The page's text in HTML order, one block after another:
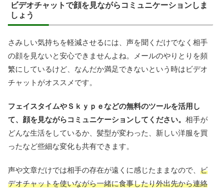
ビデオチャットで顔を見ながらコミュニケーションしま
しょう
さみしい気持ちを軽減させるには、声を聞くだけでなく相手
の顔を見ないと安心できませんよね。メールのやりとりを頻
繁にしているけど、なんだか満足できないという時はビデオ
チャットがオススメです。
フェイスタイムやＳｋｙｐｅなどの無料のツールを活用し
て、顔を見ながらコミュニケーションしてください。 相手が
どんな生活をしているか、髪型が変わった、新しい洋服を買
ったなど些細な変化も共有できます。
声や文章だけでは相手の存在が遠くに感じたままなので、 ビ
デオチャットを使いながら一緒に食事したり外出先から連絡